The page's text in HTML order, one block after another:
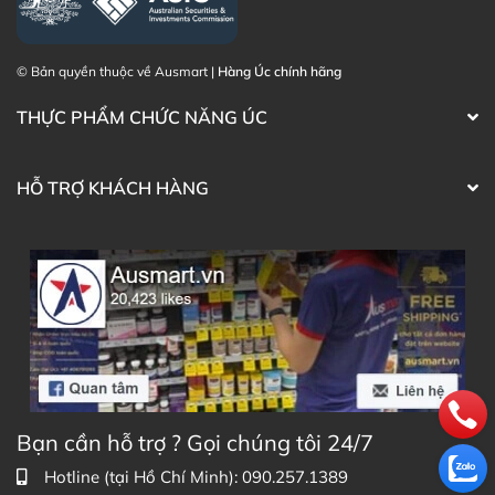
Zalo Ausmart.au| Ausmart Commercial Pty Ltd
Điện thoại liên hệ đặt hàng:0902.571.389
© Bản quyền thuộc về Ausmart | Hàng Úc chính hãng
THỰC PHẨM CHỨC NĂNG ÚC
HỖ TRỢ KHÁCH HÀNG
Bạn cần hỗ trợ ? Gọi chúng tôi 24/7
Hotline (tại Hồ Chí Minh): 090.257.1389